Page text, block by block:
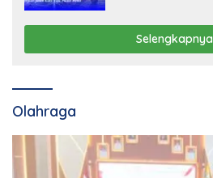
Selengkapnya
Olahraga